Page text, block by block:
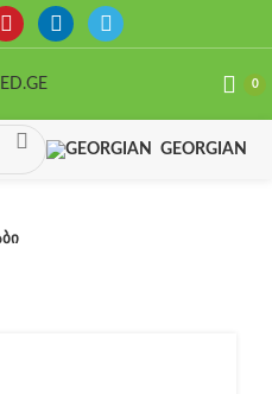
0
GEORGIAN